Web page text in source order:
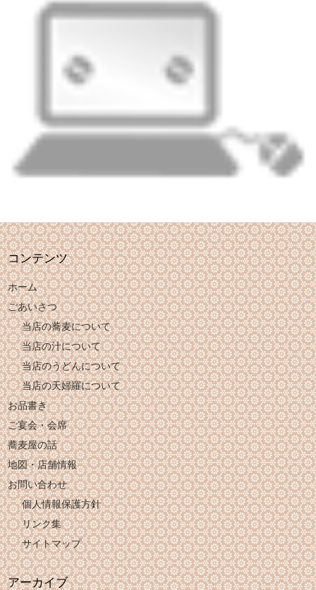
コンテンツ
ホーム
ごあいさつ
当店の蕎麦について
当店の汁について
当店のうどんについて
当店の天婦羅について
お品書き
ご宴会・会席
蕎麦屋の話
地図・店舗情報
お問い合わせ
個人情報保護方針
リンク集
サイトマップ
アーカイブ